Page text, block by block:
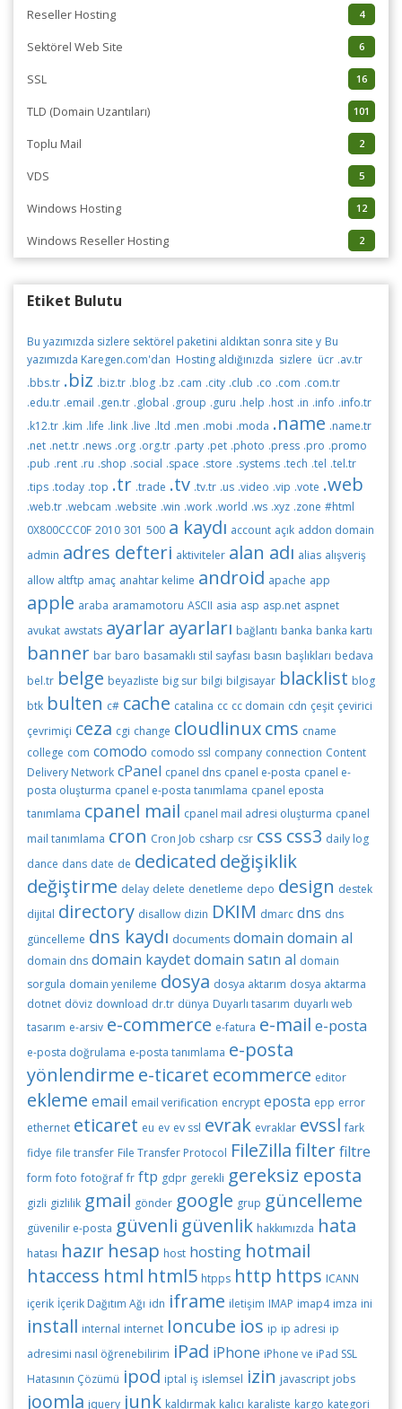
4
Reseller Hosting
6
Sektörel Web Site
16
SSL
101
TLD (Domain Uzantıları)
2
Toplu Mail
5
VDS
12
Windows Hosting
2
Windows Reseller Hosting
Etiket Bulutu
Bu yazımızda sizlere sektörel paketini aldıktan sonra site y Bu
yazımızda Karegen.com'dan Hosting aldığınızda sizlere ücr .av.tr
.bbs.tr .biz .biz.tr .blog .bz .cam .city .club .co .com .com.tr
.edu.tr .email .gen.tr .global .group .guru .help .host .in .info .info.tr
.k12.tr .kim .life .link .live .ltd .men .mobi .moda .name .name.tr
.net .net.tr .news .org .org.tr .party .pet .photo .press .pro .promo
.pub .rent .ru .shop .social .space .store .systems .tech .tel .tel.tr
.tips .today .top .tr .trade .tv .tv.tr .us .video .vip .vote .web
.web.tr .webcam .website .win .work .world .ws .xyz .zone #html
0X800CCC0F 2010 301 500 a kaydı account açık addon domain
admin adres defteri aktiviteler alan adı alias alışveriş
allow altftp amaç anahtar kelime android apache app
apple araba aramamotoru ASCII asia asp asp.net aspnet
avukat awstats ayarlarayarları bağlantı banka banka kartı
banner bar baro basamaklı stil sayfası basın başlıkları bedava
bel.tr belge beyazliste big sur bilgi bilgisayar blacklist blog
btk bulten c# cache catalina cc cc domain cdn çeşit çevirici
çevrimiçi ceza cgi change cloudlinuxcms cname
college com comodo comodo ssl company connection Content
Delivery Network cPanel cpanel dns cpanel e-posta cpanel e-
posta oluşturma cpanel e-posta tanımlama cpanel eposta
tanımlama cpanel mail cpanel mail adresi oluşturma cpanel
mail tanımlama cron Cron Job csharp csr css css3 daily log
dance dans date de dedicated değişiklik
değiştirme delay delete denetleme depo design destek
dijital directory disallow dizin DKIM dmarc dns dns
güncelleme dns kaydı documents domain domain al
domain dns domain kaydetdomain satın al domain
sorgula domain yenileme dosya dosya aktarım dosya aktarma
dotnet döviz download dr.tr dünya Duyarlı tasarım duyarlı web
tasarım e-arsiv e-commerce e-fatura e-mail e-posta
e-posta doğrulama e-posta tanımlama e-posta
yönlendirme e-ticaret ecommerce editor
ekleme email email verification encrypt eposta epp error
ethernet eticaret eu ev ev ssl evrak evraklar evssl fark
fidye file transfer File Transfer Protocol FileZillafilterfiltre
form foto fotoğraf fr ftp gdpr gerekli gereksiz eposta
gizli gizlilik gmail gönder google grup güncelleme
güvenilir e-posta güvenli güvenlik hakkımızda hata
hatası hazır hesap host hosting hotmail
htaccess html html5 htpps http https ICANN
içerik İçerik Dağıtım Ağı idn iframe iletişim IMAP imap4 imza ini
install internal internet Ioncube ios ip ip adresi ip
adresimi nasıl öğrenebilirim iPad iPhone iPhone ve iPad SSL
Hatasının Çözümü ipod iptal iş islemsel izin javascript jobs
joomla jquery junk kaldırmak kalıcı karaliste kargo kategori